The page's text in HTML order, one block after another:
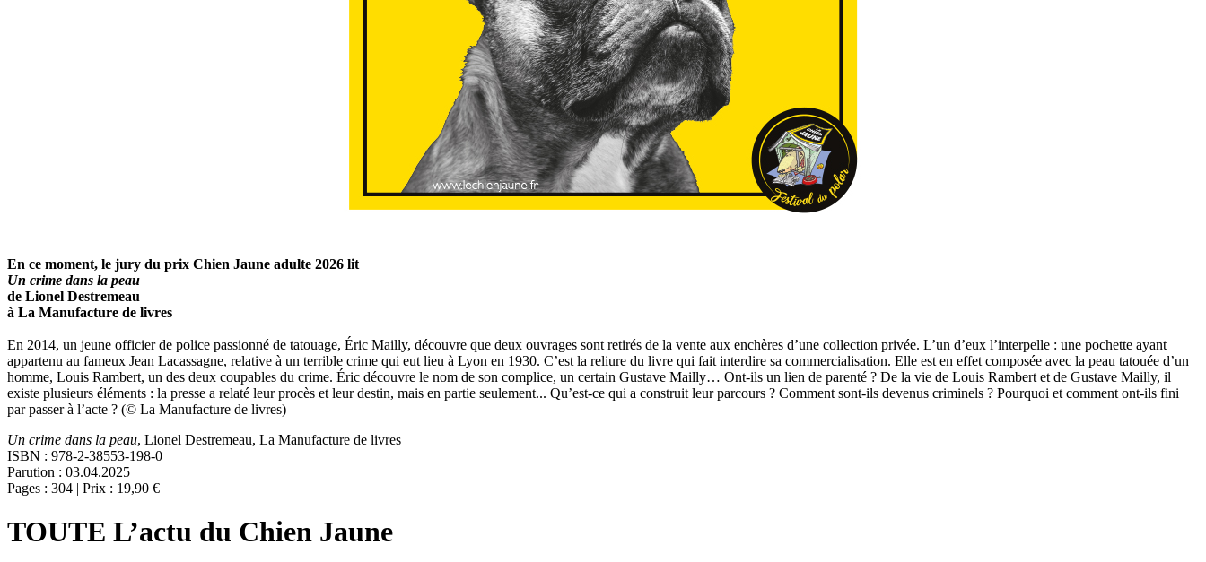
En ce moment, le jury du prix Chien Jaune adulte 2026 lit
Un crime dans la peau
de Lionel Destremeau
à La Manufacture de livres
En 2014, un jeune officier de police passionné de tatouage, Éric Mailly, découvre que deux ouvrages sont retirés de la vente aux enchères d’une collection privée. L’un d’eux l’interpelle : une pochette ayant
appartenu au fameux Jean Lacassagne, relative à un terrible crime qui eut lieu à Lyon en 1930. C’est la reliure du livre qui fait interdire sa commercialisation. Elle est en effet composée avec la peau tatouée d’un
homme, Louis Rambert, un des deux coupables du crime. Éric découvre le nom de son complice, un certain Gustave Mailly… Ont-ils un lien de parenté ? De la vie de Louis Rambert et de Gustave Mailly, il
existe plusieurs éléments : la presse a relaté leur procès et leur destin, mais en partie seulement... Qu’est-ce qui a construit leur parcours ? Comment sont-ils devenus criminels ? Pourquoi et comment ont-ils fini
par passer à l’acte ? (© La Manufacture de livres)
Un crime dans la peau, Lionel Destremeau, La Manufacture de livres
ISBN : 978-2-38553-198-0
Parution : 03.04.2025
Pages : 304 | Prix : 19,90 €
TOUTE L’actu du Chien Jaune